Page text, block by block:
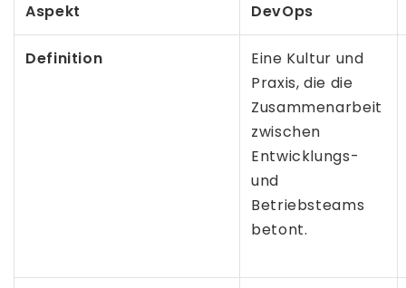
Aspekt DevOps
Definition
Eine Kultur und
Praxis, die die
Zusammenarbeit
zwischen
Entwicklungs-
und
Betriebsteams
betont.